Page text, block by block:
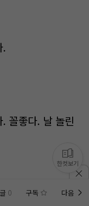
.
꼴좋다. 날 놀린
0 구독 다음
한컷보기
미노벨 앱설치하기